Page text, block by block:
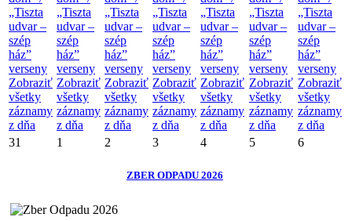
„Tiszta
udvar –
szép
ház”
verseny
Zobraziť
všetky
záznamy
z dňa
„Tiszta
udvar –
szép
ház”
verseny
Zobraziť
všetky
záznamy
z dňa
„Tiszta
udvar –
szép
ház”
verseny
Zobraziť
všetky
záznamy
z dňa
„Tiszta
udvar –
szép
ház”
verseny
Zobraziť
všetky
záznamy
z dňa
„Tiszta
udvar –
szép
ház”
verseny
Zobraziť
všetky
záznamy
z dňa
„Tiszta
udvar –
szép
ház”
verseny
Zobraziť
všetky
záznamy
z dňa
„Tiszta
udvar –
szép
ház”
verseny
Zobraziť
všetky
záznamy
z dňa
31
1 2 3 4 5 6
ZBER ODPADU 2026